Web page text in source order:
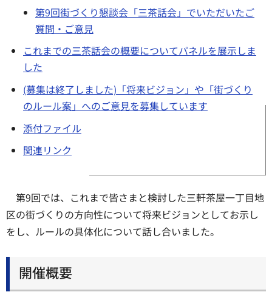
第9回街づくり懇談会「三茶話会」でいただいたご
質問・ご意見
これまでの三茶話会の概要についてパネルを展示しま
した
(募集は終了しました)「将来ビジョン」や「街づくり
のルール案」へのご意見を募集しています
添付ファイル
関連リンク
第9回では、これまで皆さまと検討した三軒茶屋一丁目地
区の街づくりの方向性について将来ビジョンとしてお示し
をし、ルールの具体化について話し合いました。
開催概要